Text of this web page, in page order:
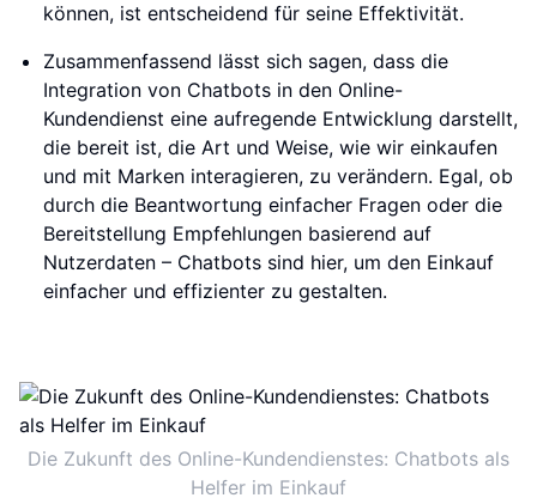
können, ist entscheidend für seine Effektivität.
Zusammenfassend lässt sich sagen, dass die
Integration von Chatbots in den Online-
Kundendienst eine aufregende Entwicklung darstellt,
die bereit ist, die Art und Weise, wie wir einkaufen
und mit Marken interagieren, zu verändern. Egal, ob
durch die Beantwortung einfacher Fragen oder die
Bereitstellung Empfehlungen basierend auf
Nutzerdaten – Chatbots sind hier, um den Einkauf
einfacher und effizienter zu gestalten.
Die Zukunft des Online-Kundendienstes: Chatbots als
Helfer im Einkauf